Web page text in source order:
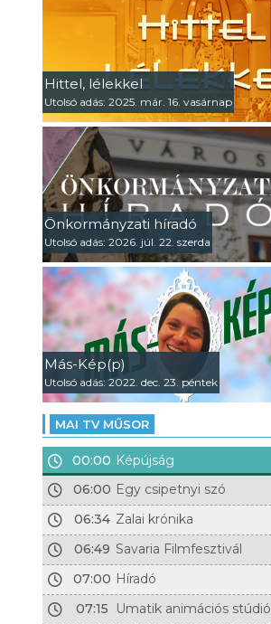
Hittel, lélekkel
Utolsó adás: 2025. már. 16. vasárnap
Önkormányzati híradó
Utolsó adás: 2026. júl. 22. szerda
Más-Kép(p)
Utolsó adás: 2022. dec. 23. péntek
MAI TV MŰSOR
00:00 Képújság
06:00 Egy csipetnyi szó
06:34 Zalai krónika
06:49 Savaria Filmfesztivál
07:00 Híradó
07:15
Umatik animációs stúdió